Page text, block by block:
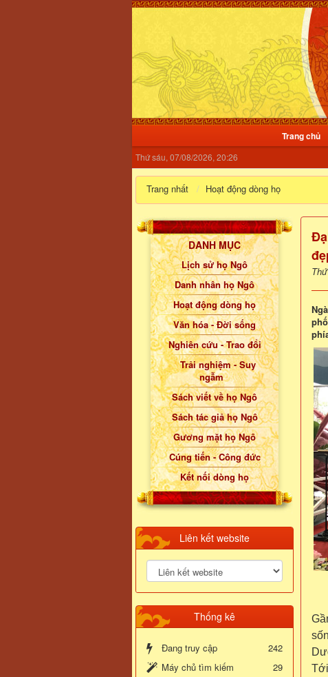
Trang chủ
Thứ sáu, 07/08/2026, 20:26
Trang nhất Hoạt động dòng họ
DANH MỤC
Lịch sử họ Ngô
Danh nhân họ Ngô
Hoạt động dòng họ
Văn hóa - Đời sống
Nghiên cứu - Trao đổi
Trải nghiệm - Suy
ngẫm
Sách viết về họ Ngô
Sách tác giả họ Ngô
Gương mặt họ Ngô
Cúng tiến - Công đức
Kết nối dòng họ
Liên kết website
Thống kê
Đang truy cập
242
Máy chủ tìm kiếm
29